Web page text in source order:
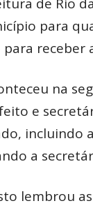
para
para
na
e
incluindo
a
lembrou